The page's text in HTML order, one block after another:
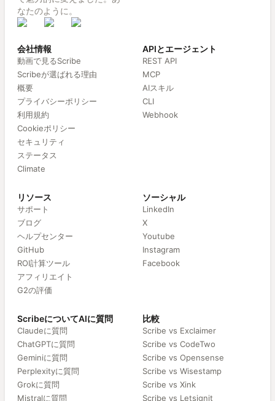
なたのように。
会社情報
動画で見るScribe
Scribeが選ばれる理由
概要
プライバシーポリシー
利用規約
Cookieポリシー
セキュリティ
ステータス
Climate
APIとエージェント
REST API
MCP
AIスキル
CLI
Webhook
リソース
サポート
ブログ
ヘルプセンター
GitHub
ROI計算ツール
アフィリエイト
G2の評価
ソーシャル
LinkedIn
X
Youtube
Instagram
Facebook
ScribeについてAIに質問
Claudeに質問
ChatGPTに質問
Geminiに質問
Perplexityに質問
Grokに質問
Mistralに質問
比較
Scribe vs Exclaimer
Scribe vs CodeTwo
Scribe vs Opensense
Scribe vs Wisestamp
Scribe vs Xink
Scribe vs Letsignit